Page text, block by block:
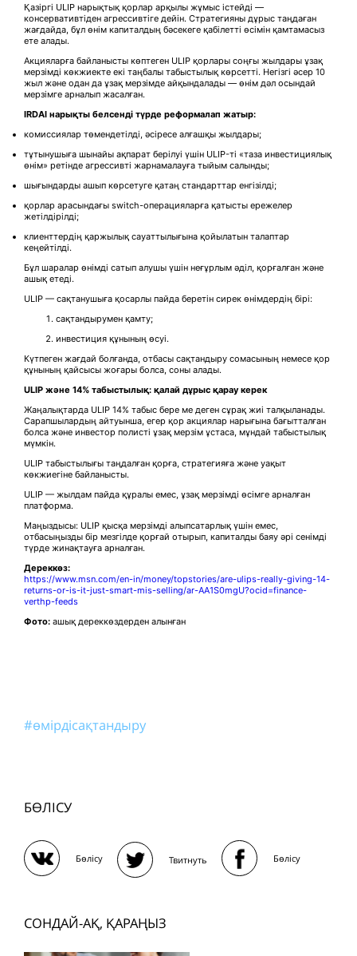
Қазіргі ULIP нарықтық қорлар арқылы жұмыс істейді —
консервативтіден агрессивтіге дейін. Стратегияны дұрыс таңдаған
жағдайда, бұл өнім капиталдың бәсекеге қабілетті өсімін қамтамасыз
ете алады.
Акцияларға байланысты көптеген ULIP қорлары соңғы жылдары ұзақ
мерзімді көкжиекте екі таңбалы табыстылық көрсетті. Негізгі әсер 10
жыл және одан да ұзақ мерзімде айқындалады — өнім дәл осындай
мерзімге арналып жасалған.
IRDAI нарықты белсенді түрде реформалап жатыр:
комиссиялар төмендетілді, әсіресе алғашқы жылдары;
тұтынушыға шынайы ақпарат берілуі үшін ULIP-ті «таза инвестициялық
өнім» ретінде агрессивті жарнамалауға тыйым салынды;
шығындарды ашып көрсетуге қатаң стандарттар енгізілді;
қорлар арасындағы switch-операцияларға қатысты ережелер
жетілдірілді;
клиенттердің қаржылық сауаттылығына қойылатын талаптар
кеңейтілді.
Бұл шаралар өнімді сатып алушы үшін неғұрлым әділ, қорғалған және
ашық етеді.
ULIP — сақтанушыға қосарлы пайда беретін сирек өнімдердің бірі:
сақтандырумен қамту;
инвестиция құнының өсуі.
Күтпеген жағдай болғанда, отбасы сақтандыру сомасының немесе қор
құнының қайсысы жоғары болса, соны алады.
ULIP және 14% табыстылық: қалай дұрыс қарау керек
Жаңалықтарда ULIP 14% табыс бере ме деген сұрақ жиі талқыланады.
Сарапшылардың айтуынша, егер қор акциялар нарығына бағытталған
болса және инвестор полисті ұзақ мерзім ұстаса, мұндай табыстылық
мүмкін.
ULIP табыстылығы таңдалған қорға, стратегияға және уақыт
көкжиегіне байланысты.
ULIP — жылдам пайда құралы емес, ұзақ мерзімді өсімге арналған
платформа.
Маңыздысы: ULIP қысқа мерзімді алыпсатарлық үшін емес,
отбасыңызды бір мезгілде қорғай отырып, капиталды баяу әрі сенімді
түрде жинақтауға арналған.
Дереккөз:
https://www.msn.com/en-in/money/topstories/are-ulips-really-giving-14-
returns-or-is-it-just-smart-mis-selling/ar-AA1S0mgU?ocid=finance-
verthp-feeds
Фото: ашық дереккөздерден алынған
#өмірдісақтандыру
БӨЛІСУ
Бөлісу Твитнуть Бөлісу
СОНДАЙ-АҚ, ҚАРАҢЫЗ